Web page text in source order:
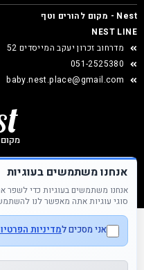
Nest - מקום להורים וטף
NEST LINE
מדרחוב זכרון יעקב המייסדים 52
051-2525380
baby.nest.place@gmail.com
Nest &copy כל הזכויות שמורות
אנחנו משתמשים בעוגיות
אנחנו משתמשים בעוגיות כדי לשפר
סוגי עוגיות אתה מאפשר לנו
אני מסכים למדיניות